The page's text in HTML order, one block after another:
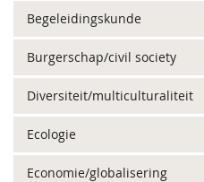
Begeleidingskunde
Burgerschap/civil society
Diversiteit/multiculturaliteit
Ecologie
Economie/globalisering